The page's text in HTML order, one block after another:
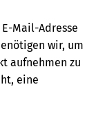
Mail-Adresse
wir, um
aufnehmen zu
eine